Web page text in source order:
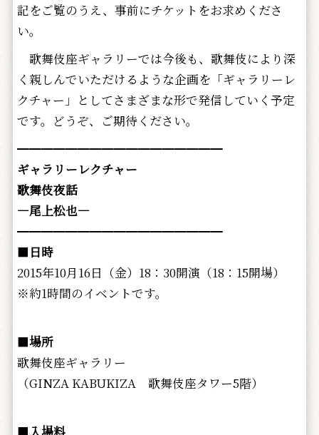
記をご覧のうえ、事前にチケットをお求めくださ
い。
歌舞伎座ギャラリーでは今後も、歌舞伎により深
く親しんでいただけるような企画を「ギャラリーレ
クチャー」としてさまざまな形で発信していく予定
です。どうぞ、ご期待ください。
━━━━━━━━━━━━━━━━━
ギャラリーレクチャー
歌舞伎夜話
―尾上松也―
━━━━━━━━━━━━━━━━━
■ 日時
2015年10月16日（金）18：30開演（18：15開場）
※約1時間のイベントです。
■場所
歌舞伎座ギャラリー
（GINZA KABUKIZA 歌舞伎座タワー5階）
■ 入場料